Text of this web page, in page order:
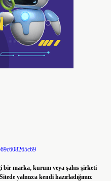
bir marka, kurum veya şahıs şirketi
yalnızca kendi hazırladığımız